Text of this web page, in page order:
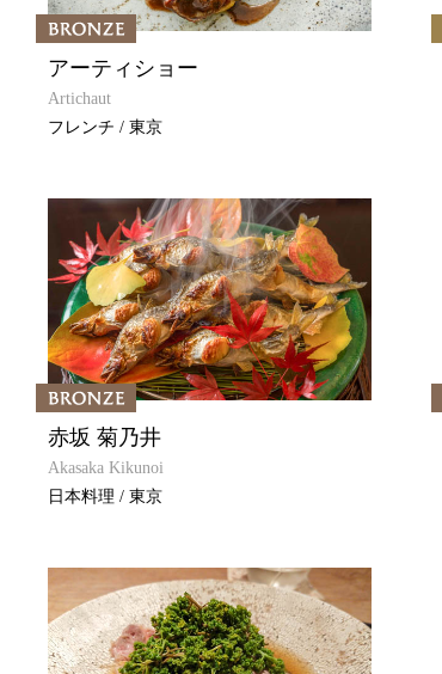
アーティショー
Artichaut
フレンチ / 東京
赤坂 菊乃井
Akasaka Kikunoi
日本料理 / 東京